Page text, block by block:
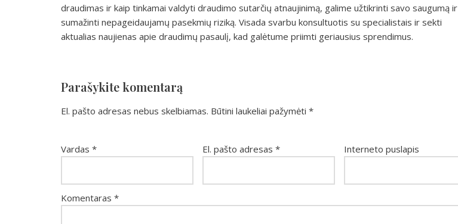
draudimas ir kaip tinkamai valdyti draudimo sutarčių atnaujinimą, galime užtikrinti savo saugumą ir
sumažinti nepageidaujamų pasekmių riziką. Visada svarbu konsultuotis su specialistais ir sekti
aktualias naujienas apie draudimų pasaulį, kad galėtume priimti geriausius sprendimus.
Parašykite komentarą
El. pašto adresas nebus skelbiamas. Būtini laukeliai pažymėti *
Vardas * El. pašto adresas * Interneto puslapis
Komentaras *